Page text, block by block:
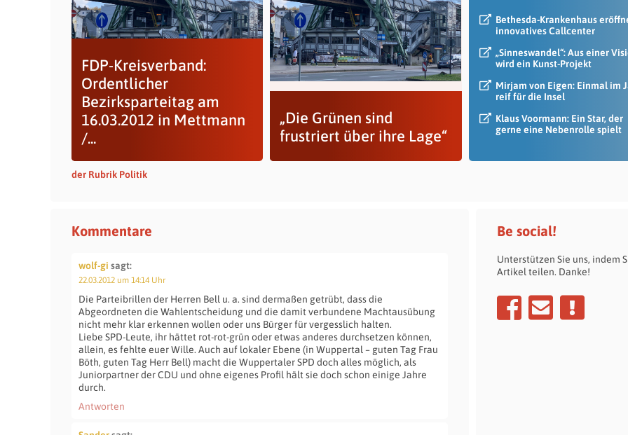
FDP-Kreisverband:
Ordentlicher
Bezirksparteitag am
16.03.2012 in Mettmann
/...
„Die Grünen sind
frustriert über ihre Lage“
Bethesda-Krankenhaus
innovatives Callcenter
„Sinneswandel“: Aus einer
wird ein Kunst-Projekt
Mirjam von Eigen: Einmal im
reif für die Insel
Klaus Voormann: Ein Star, der
gerne eine Nebenrolle spielt
der Rubrik Politik
Kommentare
wolf-gi sagt:
22.03.2012 um 14:14 Uhr
Die Parteibrillen der Herren Bell u. a. sind dermaßen getrübt, dass die
Abgeordneten die Wahlentscheidung und die damit verbundene Machtausübung
nicht mehr klar erkennen wollen oder uns Bürger für vergesslich halten.
Liebe SPD-Leute, ihr hättet rot-rot-grün oder etwas anderes durchsetzen können,
allein, es fehlte euer Wille. Auch auf lokaler Ebene (in Wuppertal – guten Tag Frau
Böth, guten Tag Herr Bell) macht die Wuppertaler SPD doch alles möglich, als
Juniorpartner der CDU und ohne eigenes Profil hält sie doch schon einige Jahre
durch.
Antworten
Be social!
Unterstützen Sie uns, indem
Artikel teilen. Danke!